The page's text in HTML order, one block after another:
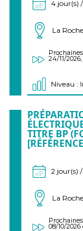
4 jour(s)
La
24/11/
Niveau :
TITRE BP
2 jour(s)
La
08/10/